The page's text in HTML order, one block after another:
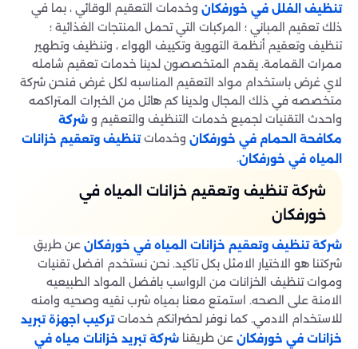
تنظيف الفلل في خورفكان وخدمات التعقيم الوقائي ، بما في
ذلك تعقيم المباني ؛ المركبات التي تحمل المنتجات الغذائية ؛
تنظيف وتعقيم أنظمة التهوية وتكييف الهواء ، وتنظيف وتطهير
ممرات القمامة. يقدم المتخصصون لدينا خدمات تعقيم شامله
لاي غرض باستخدام مواد التعقيم المناسبه لكل غرض فنحن شركة
متخصصه في ذلك المجال ولدينا كم هائل من الخبرات المتراكمه
واحدث التقنيات لجميع خدمات التنظيف والتعقيم و شركة
مكافحة الحمام في خورفكان وخدماتتنظيف وتعقيم خزانات
المياه في خورفكان.
شركة تنظيف وتعقيم خزانات المياه في
خورفكان
شركة تنظيف وتعقيم خزانات المياه في خورفكان عن طريق
شركتنا هو الاختيار الامثل بكل تاكيد. نحن نستخدم افضل تقنيات
وموات تنظيف الخزانات من الرواسب بافضل المواد الطبيعيه
الامنة على الصحه. استمتع معنا بمياه شرب نقيه وصحيه وامنه
للاستخدام الادمي. كما نوفر لحضراتكم خدماتتركيب اجهزة تبريد
خزانات في خورفكان عن طريقنا شركة تبريد خزانات مياه في